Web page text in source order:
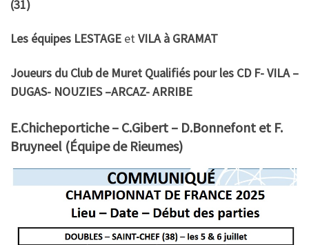
(31)
Les équipes LESTAGE etVILA à GRAMAT
Joueurs du Club de Muret Qualifiés pour les CD F- VILA –
DUGAS- NOUZIES –ARCAZ- ARRIBE
E.Chicheportiche – C.Gibert – D.Bonnefont et F.
Bruyneel (Équipe de Rieumes)